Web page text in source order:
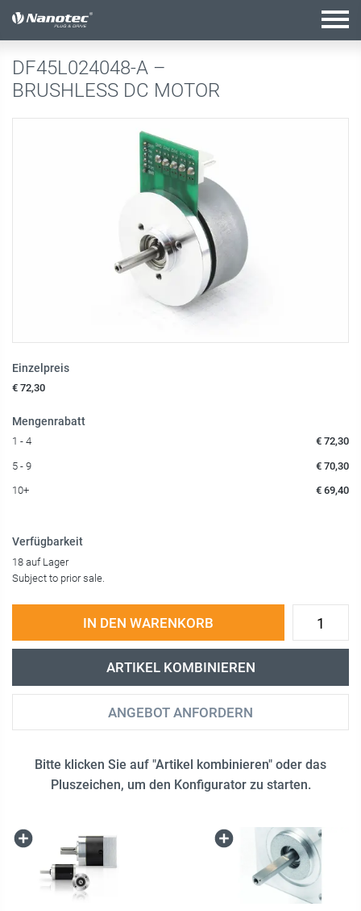
Aktive Kombination
DF45L024048-A –
BRUSHLESS DC MOTOR
Einzelpreis
€ 72,30
Mengenrabatt
1 - 4 € 72,30
5 - 9 € 70,30
10+ € 69,40
Verfügbarkeit
18 auf Lager
Subject to prior sale.
IN DEN WARENKORB
ARTIKEL KOMBINIEREN
ANGEBOT ANFORDERN
Bitte klicken Sie auf "Artikel kombinieren" oder das
Pluszeichen, um den Konfigurator zu starten.